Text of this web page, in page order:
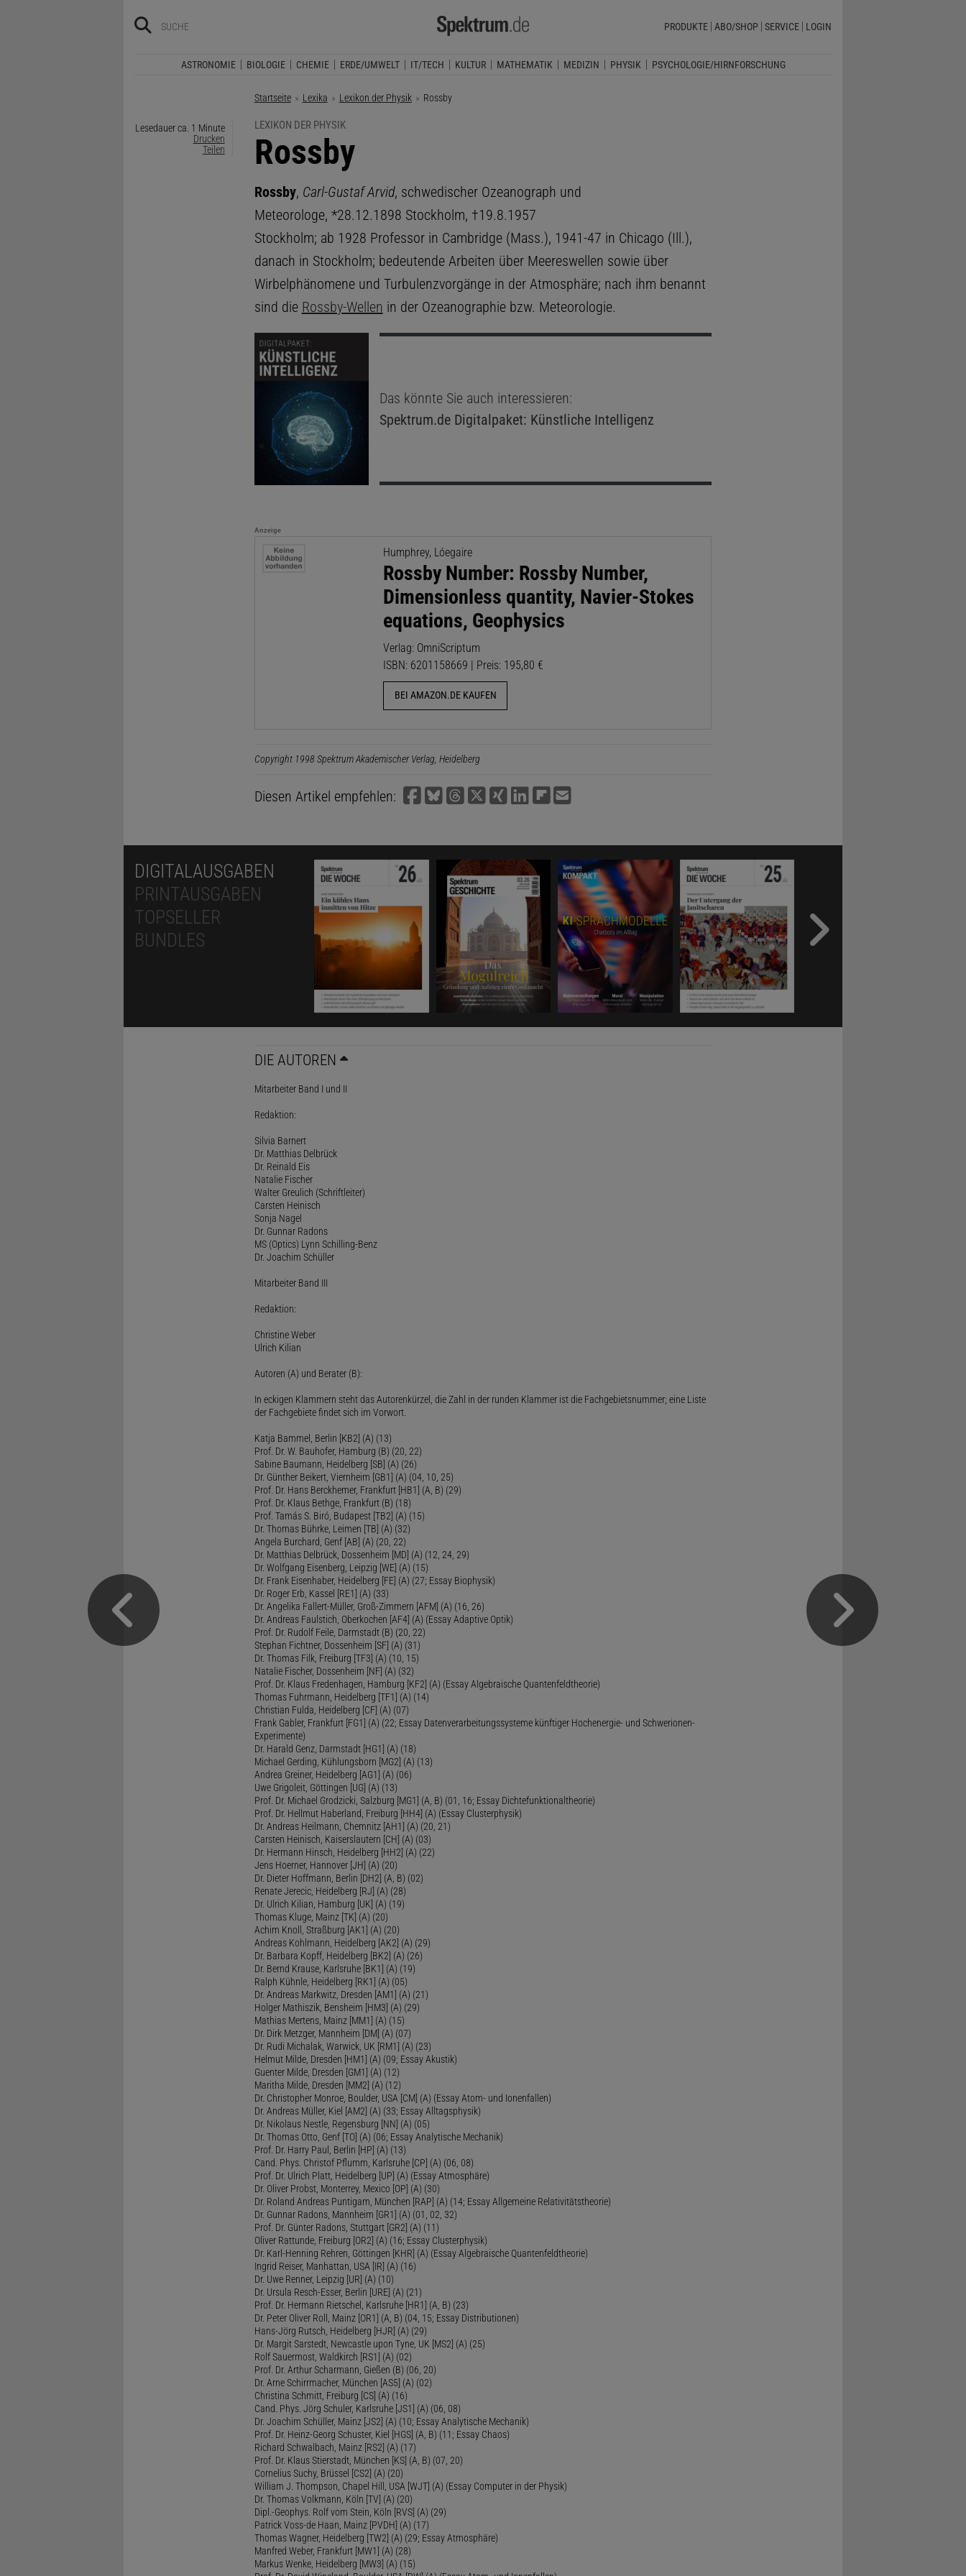
PRODUKTE ABO/SHOP SERVICE LOGIN
ASTRONOMIE BIOLOGIE CHEMIE ERDE/UMWELT IT/TECH KULTUR MATHEMATIK MEDIZIN PHYSIK PSYCHOLOGIE/HIRNFORSCHUNG
Startseite Lexika Lexikon der Physik Aktuelle Seite:
Rossby
Lesedauer ca. 1 Minute
Drucken
Teilen
LEXIKON DER PHYSIK
:
Rossby
Rossby, Carl-Gustaf Arvid, schwedischer Ozeanograph und
Meteorologe, *28.12.1898 Stockholm, †19.8.1957
Stockholm; ab 1928 Professor in Cambridge (Mass.), 1941-47 in Chicago (Ill.),
danach in Stockholm; bedeutende Arbeiten über Meereswellen sowie über
Wirbelphänomene und Turbulenzvorgänge in der Atmosphäre; nach ihm benannt
sind die Rossby-Wellen in der Ozeanographie bzw. Meteorologie.
Das könnte Sie auch interessieren:
Spektrum.deDigitalpaket: Künstliche Intelligenz
Anzeige
Humphrey, Lóegaire
Rossby Number: Rossby Number,
Dimensionless quantity, Navier-Stokes
equations, Geophysics
Verlag: OmniScriptum
ISBN: 6201158669 | Preis: 195,80 €
BEI AMAZON.DE KAUFEN
Copyright 1998 Spektrum Akademischer Verlag, Heidelberg
Diesen Artikel empfehlen:
DIGITALAUSGABEN
PRINTAUSGABEN
TOPSELLER
BUNDLES
DIE AUTOREN
Mitarbeiter Band I und II
Redaktion:
Silvia Barnert
Dr. Matthias Delbrück
Dr. Reinald Eis
Natalie Fischer
Walter Greulich (Schriftleiter)
Carsten Heinisch
Sonja Nagel
Dr. Gunnar Radons
MS (Optics) Lynn Schilling-Benz
Dr. Joachim Schüller
Mitarbeiter Band III
Redaktion:
Christine Weber
Ulrich Kilian
Autoren (A) und Berater (B):
In eckigen Klammern steht das Autorenkürzel, die Zahl in der runden Klammer ist die Fachgebietsnummer; eine Liste
der Fachgebiete findet sich im Vorwort.
Katja Bammel, Berlin [KB2] (A) (13)
Prof. Dr. W. Bauhofer, Hamburg (B) (20, 22)
Sabine Baumann, Heidelberg [SB] (A) (26)
Dr. Günther Beikert, Viernheim [GB1] (A) (04, 10, 25)
Prof. Dr. Hans Berckhemer, Frankfurt [HB1] (A, B) (29)
Prof. Dr. Klaus Bethge, Frankfurt (B) (18)
Prof. Tamás S. Biró, Budapest [TB2] (A) (15)
Dr. Thomas Bührke, Leimen [TB] (A) (32)
Angela Burchard, Genf [AB] (A) (20, 22)
Dr. Matthias Delbrück, Dossenheim [MD] (A) (12, 24, 29)
Dr. Wolfgang Eisenberg, Leipzig [WE] (A) (15)
Dr. Frank Eisenhaber, Heidelberg [FE] (A) (27; Essay Biophysik)
Dr. Roger Erb, Kassel [RE1] (A) (33)
Dr. Angelika Fallert-Müller, Groß-Zimmern [AFM] (A) (16, 26)
Dr. Andreas Faulstich, Oberkochen [AF4] (A) (Essay Adaptive Optik)
Prof. Dr. Rudolf Feile, Darmstadt (B) (20, 22)
Stephan Fichtner, Dossenheim [SF] (A) (31)
Dr. Thomas Filk, Freiburg [TF3] (A) (10, 15)
Natalie Fischer, Dossenheim [NF] (A) (32)
Prof. Dr. Klaus Fredenhagen, Hamburg [KF2] (A) (Essay Algebraische Quantenfeldtheorie)
Thomas Fuhrmann, Heidelberg [TF1] (A) (14)
Christian Fulda, Heidelberg [CF] (A) (07)
Frank Gabler, Frankfurt [FG1] (A) (22; Essay Datenverarbeitungssysteme künftiger Hochenergie- und Schwerionen-
Experimente)
Dr. Harald Genz, Darmstadt [HG1] (A) (18)
Michael Gerding, Kühlungsborn [MG2] (A) (13)
Andrea Greiner, Heidelberg [AG1] (A) (06)
Uwe Grigoleit, Göttingen [UG] (A) (13)
Prof. Dr. Michael Grodzicki, Salzburg [MG1] (A, B) (01, 16; Essay Dichtefunktionaltheorie)
Prof. Dr. Hellmut Haberland, Freiburg [HH4] (A) (Essay Clusterphysik)
Dr. Andreas Heilmann, Chemnitz [AH1] (A) (20, 21)
Carsten Heinisch, Kaiserslautern [CH] (A) (03)
Dr. Hermann Hinsch, Heidelberg [HH2] (A) (22)
Jens Hoerner, Hannover [JH] (A) (20)
Dr. Dieter Hoffmann, Berlin [DH2] (A, B) (02)
Renate Jerecic, Heidelberg [RJ] (A) (28)
Dr. Ulrich Kilian, Hamburg [UK] (A) (19)
Thomas Kluge, Mainz [TK] (A) (20)
Achim Knoll, Straßburg [AK1] (A) (20)
Andreas Kohlmann, Heidelberg [AK2] (A) (29)
Dr. Barbara Kopff, Heidelberg [BK2] (A) (26)
Dr. Bernd Krause, Karlsruhe [BK1] (A) (19)
Ralph Kühnle, Heidelberg [RK1] (A) (05)
Dr. Andreas Markwitz, Dresden [AM1] (A) (21)
Holger Mathiszik, Bensheim [HM3] (A) (29)
Mathias Mertens, Mainz [MM1] (A) (15)
Dr. Dirk Metzger, Mannheim [DM] (A) (07)
Dr. Rudi Michalak, Warwick, UK [RM1] (A) (23)
Helmut Milde, Dresden [HM1] (A) (09; Essay Akustik)
Guenter Milde, Dresden [GM1] (A) (12)
Maritha Milde, Dresden [MM2] (A) (12)
Dr. Christopher Monroe, Boulder, USA [CM] (A) (Essay Atom- und Ionenfallen)
Dr. Andreas Müller, Kiel [AM2] (A) (33; Essay Alltagsphysik)
Dr. Nikolaus Nestle, Regensburg [NN] (A) (05)
Dr. Thomas Otto, Genf [TO] (A) (06; Essay Analytische Mechanik)
Prof. Dr. Harry Paul, Berlin [HP] (A) (13)
Cand. Phys. Christof Pflumm, Karlsruhe [CP] (A) (06, 08)
Prof. Dr. Ulrich Platt, Heidelberg [UP] (A) (Essay Atmosphäre)
Dr. Oliver Probst, Monterrey, Mexico [OP] (A) (30)
Dr. Roland Andreas Puntigam, München [RAP] (A) (14; Essay Allgemeine Relativitätstheorie)
Dr. Gunnar Radons, Mannheim [GR1] (A) (01, 02, 32)
Prof. Dr. Günter Radons, Stuttgart [GR2] (A) (11)
Oliver Rattunde, Freiburg [OR2] (A) (16; Essay Clusterphysik)
Dr. Karl-Henning Rehren, Göttingen [KHR] (A) (Essay Algebraische Quantenfeldtheorie)
Ingrid Reiser, Manhattan, USA [IR] (A) (16)
Dr. Uwe Renner, Leipzig [UR] (A) (10)
Dr. Ursula Resch-Esser, Berlin [URE] (A) (21)
Prof. Dr. Hermann Rietschel, Karlsruhe [HR1] (A, B) (23)
Dr. Peter Oliver Roll, Mainz [OR1] (A, B) (04, 15; Essay Distributionen)
Hans-Jörg Rutsch, Heidelberg [HJR] (A) (29)
Dr. Margit Sarstedt, Newcastle upon Tyne, UK [MS2] (A) (25)
Rolf Sauermost, Waldkirch [RS1] (A) (02)
Prof. Dr. Arthur Scharmann, Gießen (B) (06, 20)
Dr. Arne Schirrmacher, München [AS5] (A) (02)
Christina Schmitt, Freiburg [CS] (A) (16)
Cand. Phys. Jörg Schuler, Karlsruhe [JS1] (A) (06, 08)
Dr. Joachim Schüller, Mainz [JS2] (A) (10; Essay Analytische Mechanik)
Prof. Dr. Heinz-Georg Schuster, Kiel [HGS] (A, B) (11; Essay Chaos)
Richard Schwalbach, Mainz [RS2] (A) (17)
Prof. Dr. Klaus Stierstadt, München [KS] (A, B) (07, 20)
Cornelius Suchy, Brüssel [CS2] (A) (20)
William J. Thompson, Chapel Hill, USA [WJT] (A) (Essay Computer in der Physik)
Dr. Thomas Volkmann, Köln [TV] (A) (20)
Dipl.-Geophys. Rolf vom Stein, Köln [RVS] (A) (29)
Patrick Voss-de Haan, Mainz [PVDH] (A) (17)
Thomas Wagner, Heidelberg [TW2] (A) (29; Essay Atmosphäre)
Manfred Weber, Frankfurt [MW1] (A) (28)
Markus Wenke, Heidelberg [MW3] (A) (15)